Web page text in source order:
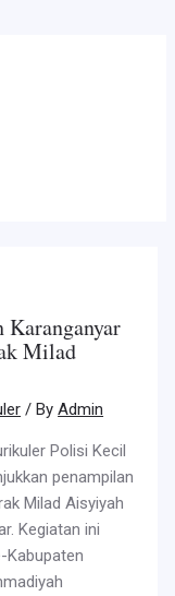
Milad
/ ByAdmin
Polisi Kecil
penampilan
Milad Aisyiyah
Kegiatan ini
Kabupaten